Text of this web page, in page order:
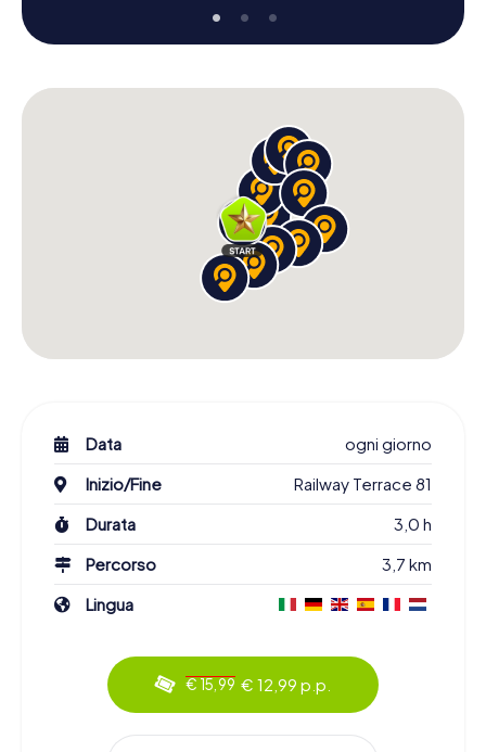
Data
ogni giorno
Inizio/Fine
Railway Terrace 81
Durata
3,0 h
Percorso
3,7 km
Lingua
€ 15,99 € 12,99 p.p.